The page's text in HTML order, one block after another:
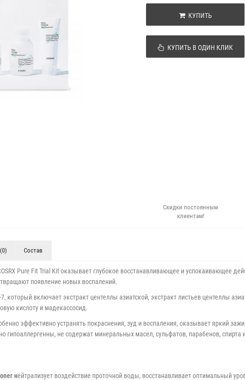
КУПИТЬ
КУПИТЬ В ОДИН КЛИК
Скидки постоянным
клиентам!
Состав
Pure Fit Trial Kit оказывает глубокое восстанавливающее и успокаивающее
появление новых воспалений.
который включает экстракт центеллы азиатской, экстракт листьев центеллы
кислоту и мадекассосид.
эффективно устранять покраснения, зуд и воспаления, оказывает яркий
гипоаллергенны, не содержат минеральных масел, сульфатов, парабенов, спирта
нейтрализует воздействие проточной воды, восстанавливает оптимальный